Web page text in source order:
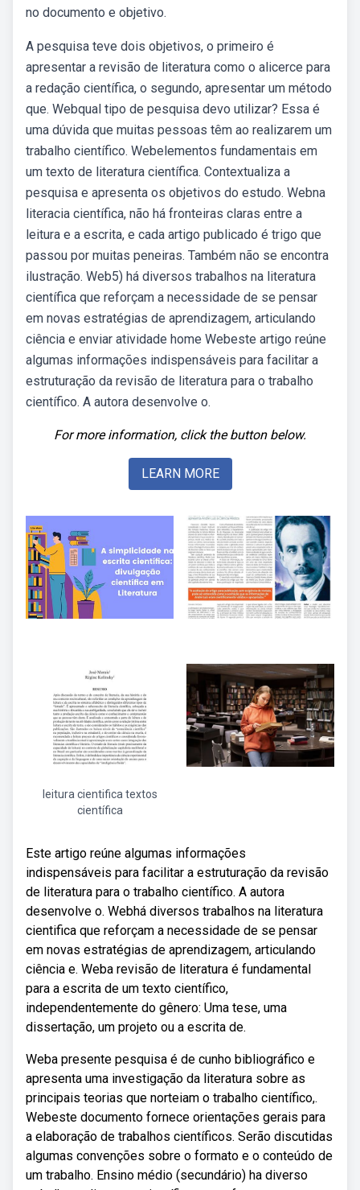
no documento e objetivo.
A pesquisa teve dois objetivos, o primeiro é
apresentar a revisão de literatura como o alicerce para
a redação científica, o segundo, apresentar um método
que. Webqual tipo de pesquisa devo utilizar? Essa é
uma dúvida que muitas pessoas têm ao realizarem um
trabalho científico. Webelementos fundamentais em
um texto de literatura científica. Contextualiza a
pesquisa e apresenta os objetivos do estudo. Webna
literacia científica, não há fronteiras claras entre a
leitura e a escrita, e cada artigo publicado é trigo que
passou por muitas peneiras. Também não se encontra
ilustração. Web5) há diversos trabalhos na literatura
científica que reforçam a necessidade de se pensar
em novas estratégias de aprendizagem, articulando
ciência e enviar atividade home Webeste artigo reúne
algumas informações indispensáveis para facilitar a
estruturação da revisão de literatura para o trabalho
científico. A autora desenvolve o.
For more information, click the button below.
LEARN MORE
leitura cientifica textos
científica
Este artigo reúne algumas informações
indispensáveis para facilitar a estruturação da revisão
de literatura para o trabalho científico. A autora
desenvolve o. Webhá diversos trabalhos na literatura
cientifica que reforçam a necessidade de se pensar
em novas estratégias de aprendizagem, articulando
ciência e. Weba revisão de literatura é fundamental
para a escrita de um texto científico,
independentemente do gênero: Uma tese, uma
dissertação, um projeto ou a escrita de.
Weba presente pesquisa é de cunho bibliográfico e
apresenta uma investigação da literatura sobre as
principais teorias que norteiam o trabalho científico,.
Webeste documento fornece orientações gerais para
a elaboração de trabalhos científicos. Serão discutidas
algumas convenções sobre o formato e o conteúdo de
um trabalho. Ensino médio (secundário) ha diverso